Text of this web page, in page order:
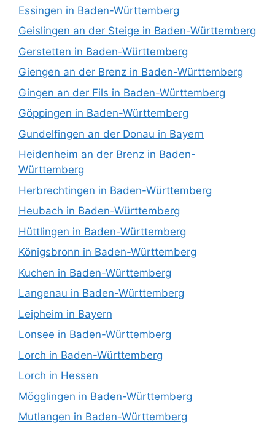
Essingen in Baden-Württemberg
Geislingen an der Steige in Baden-Württemberg
Gerstetten in Baden-Württemberg
Giengen an der Brenz in Baden-Württemberg
Gingen an der Fils in Baden-Württemberg
Göppingen in Baden-Württemberg
Gundelfingen an der Donau in Bayern
Heidenheim an der Brenz in Baden-
Württemberg
Herbrechtingen in Baden-Württemberg
Heubach in Baden-Württemberg
Hüttlingen in Baden-Württemberg
Königsbronn in Baden-Württemberg
Kuchen in Baden-Württemberg
Langenau in Baden-Württemberg
Leipheim in Bayern
Lonsee in Baden-Württemberg
Lorch in Baden-Württemberg
Lorch in Hessen
Mögglingen in Baden-Württemberg
Mutlangen in Baden-Württemberg